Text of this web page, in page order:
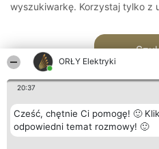
ORŁY Elektryki
20:37
Cześć, chętnie Ci pomogę! 🙂
odpowiedni temat rozmowy! 🙂
wyszukiwarkę. Korzystaj tylko z